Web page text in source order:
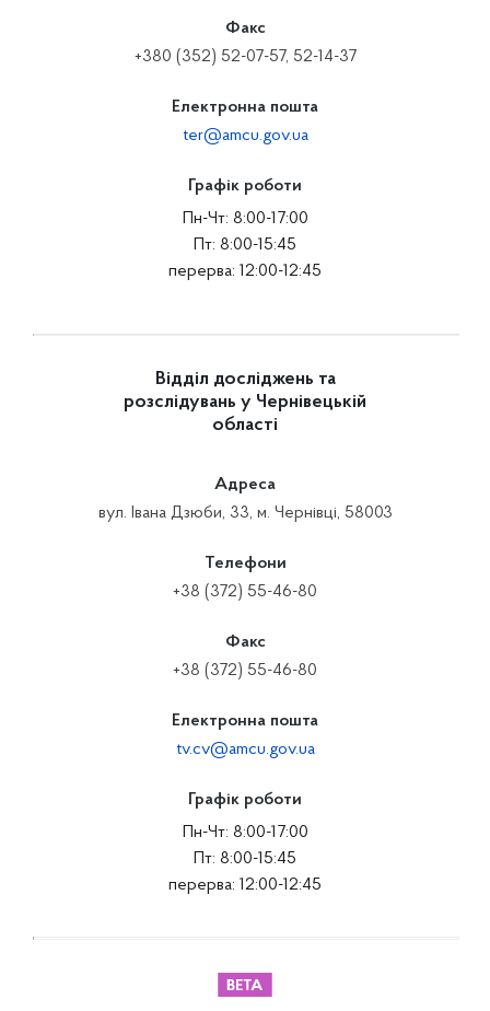
Факс
+380 (352) 52-07-57, 52-14-37
Електронна пошта
ter@amcu.gov.ua
Графік роботи
Пн-Чт: 8:00-17:00
Пт: 8:00-15:45
перерва: 12:00-12:45
Відділ досліджень та
розслідувань у Чернівецькій
області
Адреса
вул. Івана Дзюби, 33, м. Чернівці, 58003
Телефони
+38 (372) 55-46-80
Факс
+38 (372) 55-46-80
Електронна пошта
tv.cv@amcu.gov.ua
Графік роботи
Пн-Чт: 8:00-17:00
Пт: 8:00-15:45
перерва: 12:00-12:45